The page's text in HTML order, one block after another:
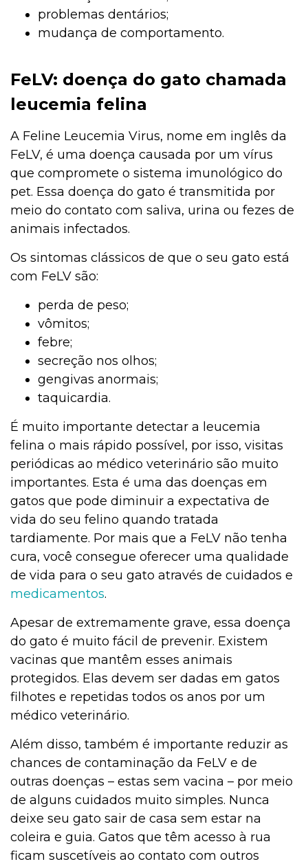
problemas dentários;
mudança de comportamento.
FeLV: doença do gato chamada
leucemia felina
A Feline Leucemia Virus, nome em inglês da
FeLV, é uma doença causada por um vírus
que compromete o sistema imunológico do
pet. Essa doença do gato é transmitida por
meio do contato com saliva, urina ou fezes de
animais infectados.
Os sintomas clássicos de que o seu gato está
com FeLV são:
perda de peso;
vômitos;
febre;
secreção nos olhos;
gengivas anormais;
taquicardia.
É muito importante detectar a leucemia
felina o mais rápido possível, por isso, visitas
periódicas ao médico veterinário são muito
importantes. Esta é uma das doenças em
gatos que pode diminuir a expectativa de
vida do seu felino quando tratada
tardiamente. Por mais que a FeLV não tenha
cura, você consegue oferecer uma qualidade
de vida para o seu gato através de cuidados e
medicamentos.
Apesar de extremamente grave, essa doença
do gato é muito fácil de prevenir. Existem
vacinas que mantêm esses animais
protegidos. Elas devem ser dadas em gatos
filhotes e repetidas todos os anos por um
médico veterinário.
Além disso, também é importante reduzir as
chances de contaminação da FeLV e de
outras doenças – estas sem vacina – por meio
de alguns cuidados muito simples. Nunca
deixe seu gato sair de casa sem estar na
coleira e guia. Gatos que têm acesso à rua
ficam suscetíveis ao contato com outros